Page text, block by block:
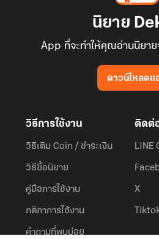
นิยาย
App ที่จะทำให้คุณอ่านนิยาย
ดาวน์โหลดแ
วิธีการใช้งาน
วิธีเติม Coin / ชำระเงิน
วิธีซื้อนิยาย
คู่มือการใช้งาน
กติกาการใช้งาน
คำถามที่พบบ่อย
ติดต่
LINE
X